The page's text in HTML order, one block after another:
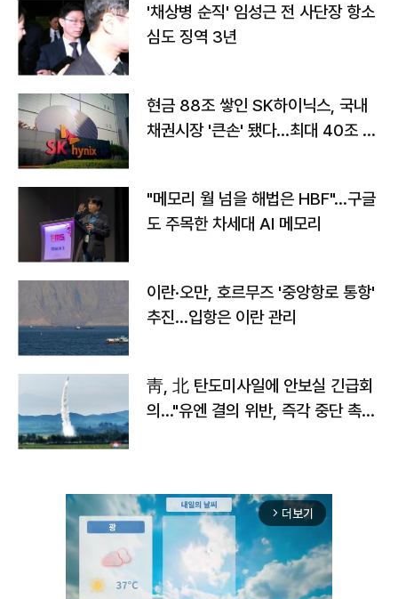
'채상병 순직' 임성근 전 사단장 항소
심도 징역 3년
현금 88조 쌓인 SK하이닉스, 국내
채권시장 '큰손' 됐다…최대 40조 투
"메모리 월 넘을 해법은 HBF"…구글
도 주목한 차세대 AI 메모리
이란·오만, 호르무즈 '중앙항로 통항'
추진…입항은 이란 관리
靑, 北 탄도미사일에 안보실 긴급회
의…"유엔 결의 위반, 즉각 중단 촉
arrow_forward_ios 더보기